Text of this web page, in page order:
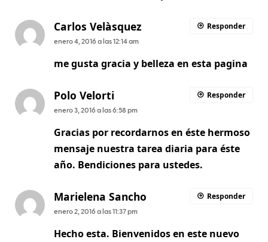
Carlos Velàsquez
enero 4, 2016 a las 12:14 am
me gusta gracia y belleza en esta pagina
Responder
Polo Velorti
enero 3, 2016 a las 6:58 pm
Gracias por recordarnos en éste hermoso
mensaje nuestra tarea diaria para éste
año. Bendiciones para ustedes.
Responder
Marielena Sancho
enero 2, 2016 a las 11:37 pm
Hecho esta. Bienvenidos en este nuevo
Responder